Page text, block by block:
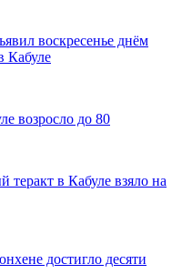
воскресенье днём
Кабуле
возросло до 80
теракт в Кабуле взяло на
достигло десяти